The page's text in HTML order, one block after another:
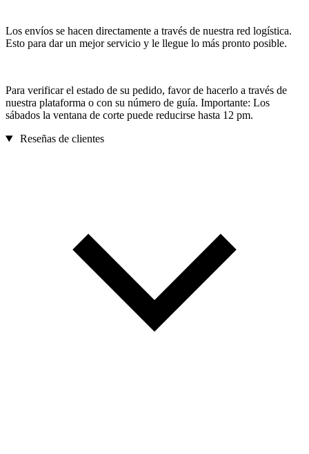
Los envíos se hacen directamente a través de nuestra red logística.
Esto para dar un mejor servicio y le llegue lo más pronto posible.
Para verificar el estado de su pedido, favor de hacerlo a través de
nuestra plataforma o con su número de guía. Importante: Los
sábados la ventana de corte puede reducirse hasta 12 pm.
Reseñas de clientes